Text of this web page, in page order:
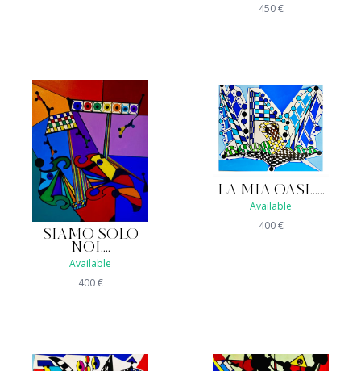
450€
SIAMO SOLO
NOI....
Available
400€
LA MIA OASI......
Available
400€